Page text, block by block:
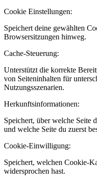
Cookie Einstellungen:
Speichert deine gewählten
Browsersitzungen hinweg.
Cache-Steuerung:
Unterstützt die korrekte
von Seiteninhalten für
Nutzungsszenarien.
Herkunftsinformationen:
Speichert, über welche Seite
und welche Seite du zuerst
Cookie-Einwilligung:
Speichert, welchen Cookie-
widersprochen hast.